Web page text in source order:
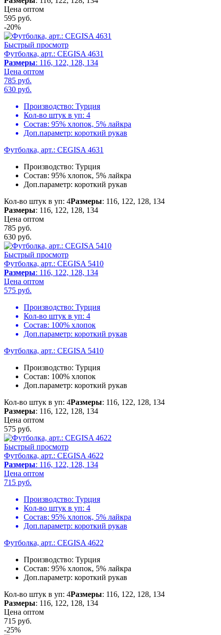
Цена оптом
595 руб.
-20%
Быстрый просмотр
Футболка, арт.: CEGISA 4631
Размеры: 116, 122, 128, 134
Цена оптом
785 руб.
630 руб.
Производство: Турция
Кол-во штук в уп: 4
Состав: 95% хлопок, 5% лайкра
Доп.параметр: короткий рукав
Футболка, арт.: CEGISA 4631
Производство: Турция
Состав: 95% хлопок, 5% лайкра
Доп.параметр: короткий рукав
Кол-во штук в уп: 4Размеры: 116, 122, 128, 134
Размеры: 116, 122, 128, 134
Цена оптом
785 руб.
630 руб.
Быстрый просмотр
Футболка, арт.: CEGISA 5410
Размеры: 116, 122, 128, 134
Цена оптом
575 руб.
Производство: Турция
Кол-во штук в уп: 4
Состав: 100% хлопок
Доп.параметр: короткий рукав
Футболка, арт.: CEGISA 5410
Производство: Турция
Состав: 100% хлопок
Доп.параметр: короткий рукав
Кол-во штук в уп: 4Размеры: 116, 122, 128, 134
Размеры: 116, 122, 128, 134
Цена оптом
575 руб.
Быстрый просмотр
Футболка, арт.: CEGISA 4622
Размеры: 116, 122, 128, 134
Цена оптом
715 руб.
Производство: Турция
Кол-во штук в уп: 4
Состав: 95% хлопок, 5% лайкра
Доп.параметр: короткий рукав
Футболка, арт.: CEGISA 4622
Производство: Турция
Состав: 95% хлопок, 5% лайкра
Доп.параметр: короткий рукав
Кол-во штук в уп: 4Размеры: 116, 122, 128, 134
Размеры: 116, 122, 128, 134
Цена оптом
715 руб.
-25%